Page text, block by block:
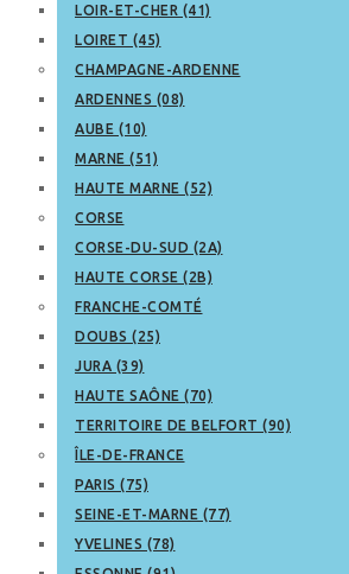
LOIR-ET-CHER (41)
LOIRET (45)
CHAMPAGNE-ARDENNE
ARDENNES (08)
AUBE (10)
MARNE (51)
HAUTE MARNE (52)
CORSE
CORSE-DU-SUD (2A)
HAUTE CORSE (2B)
FRANCHE-COMTÉ
DOUBS (25)
JURA (39)
HAUTE SAÔNE (70)
TERRITOIRE DE BELFORT (90)
ÎLE-DE-FRANCE
PARIS (75)
SEINE-ET-MARNE (77)
YVELINES (78)